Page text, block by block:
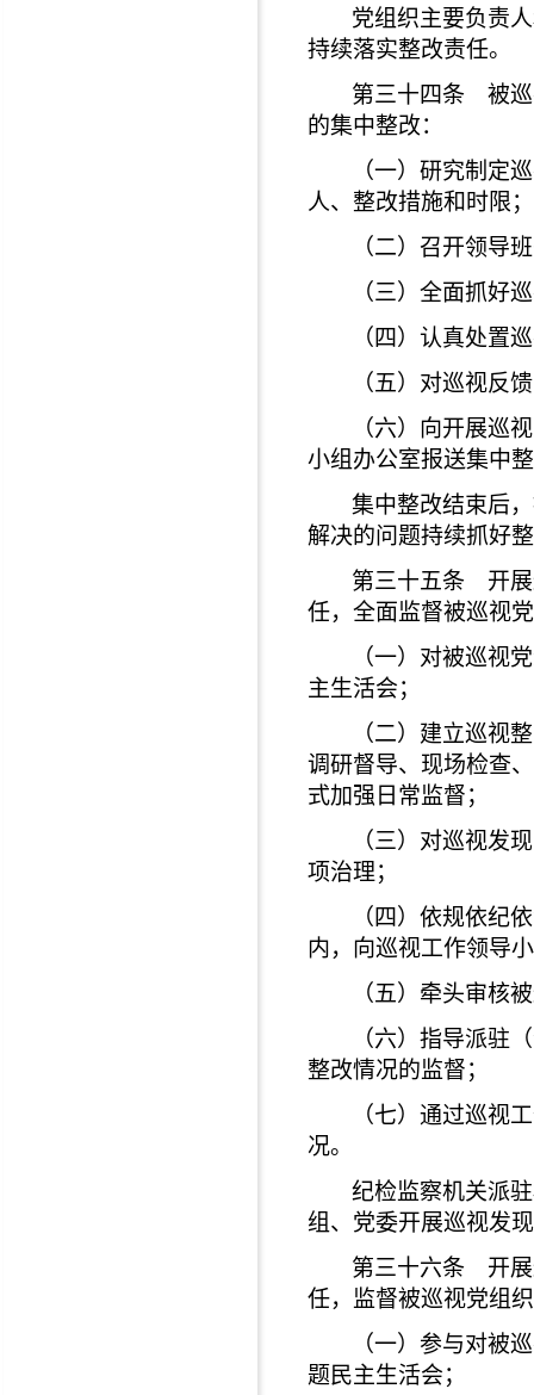
党组织主要负责
持续落实整改责任。
第三十四条 被巡
的集中整改：
（一）研究制定
人、整改措施和时限；
（二）召开领导
（三）全面抓好
（四）认真处置
（五）对巡视反
（六）向开展巡
小组办公室报送集中
集中整改结束后
解决的问题持续抓好
第三十五条 开展
任，全面监督被巡视
（一）对被巡视
主生活会；
（二）建立巡视
调研督导、现场检查
式加强日常监督；
（三）对巡视发
项治理；
（四）依规依纪
内，向巡视工作领导
（五）牵头审核
（六）指导派驻
整改情况的监督；
（七）通过巡视
况。
纪检监察机关派
组、党委开展巡视发
第三十六条 开展
任，监督被巡视党组
（一）参与对被
题民主生活会；